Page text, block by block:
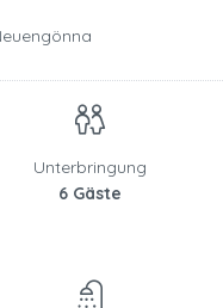
Unterbringung
6 Gäste